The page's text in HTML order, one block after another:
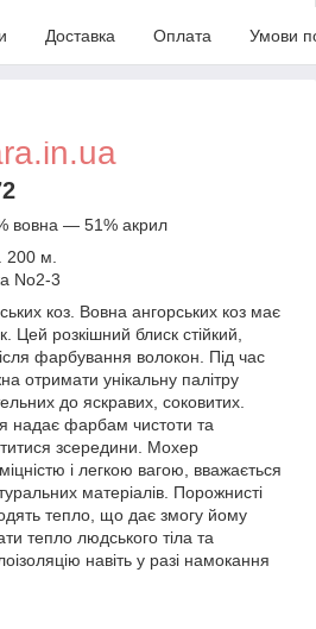
Доставка Оплата Умови
вовна — 51% акрил
200 м.
No2-3
коз. Вовна ангорських коз має
розкішний блиск стійкий,
фарбування волокон. Під час
отримати унікальну палітру
до яскравих, соковитих.
надає фарбам чистоти та
зсередини. Мохер
і легкою вагою, вважається
матеріалів. Порожнисті
тепло, що дає змогу йому
тепло людського тіла та
навіть у разі намокання